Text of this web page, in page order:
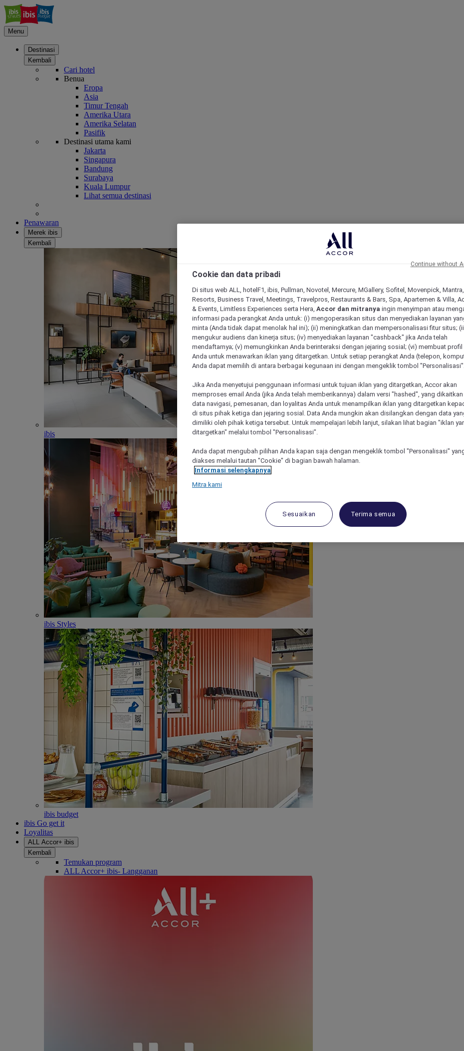
Menu
Destinasi
Kembali
Cari hotel
Benua
Eropa
Asia
Timur Tengah
Amerika Utara
Amerika Selatan
Pasifik
Destinasi utama kami
Jakarta
Singapura
Bandung
Surabaya
Kuala Lumpur
Lihat semua destinasi
Penawaran
Merek ibis
Kembali
ibis
ibis Styles
ibis budget
ibis Go get it
Loyalitas
ALL Accor+ ibis
Kembali
Temukan program
ALL Accor+ ibis- Langganan
Cookie dan data pribadi
Di situs web ALL, hotelF1, ibis, Pullman, Novotel, Mercure, MGallery, Sofitel, Movenpick, Mantra,
Resorts, Business Travel, Meetings, Travelpros, Restaurants & Bars, Spa, Apartemen & Villa,
& Events, Limitless Experiences serta Hera, Accor dan mitranya ingin menyimpan atau
informasi pada perangkat Anda untuk: (i) mengoperasikan situs dan menyediakan layanan
minta (Anda tidak dapat menolak hal ini); (ii) meningkatkan dan mempersonalisasi fitur situs;
mengukur audiens dan kinerja situs; (iv) menyediakan layanan "cashback" jika Anda telah
mendaftarnya; (v) memungkinkan Anda berinteraksi dengan jejaring sosial; (vi) membuat profil
Anda untuk menawarkan iklan yang ditargetkan. Untuk setiap perangkat Anda (telepon,
Anda dapat memilih di antara berbagai kegunaan ini dengan mengeklik tombol
Jika Anda menyetujui penggunaan informasi untuk tujuan iklan yang ditargetkan, Accor akan
memproses email Anda (jika Anda telah memberikannya) dalam versi "hashed", yang
data navigasi, pemesanan, dan loyalitas Anda untuk menampilkan iklan yang ditargetkan
di situs pihak ketiga dan jejaring sosial. Data Anda mungkin akan disilangkan dengan data
dimiliki oleh pihak ketiga tersebut. Untuk mempelajari lebih lanjut, silakan lihat bagian "iklan
ditargetkan" melalui tombol "Personalisasi".
Anda dapat mengubah pilihan Anda kapan saja dengan mengeklik tombol "Personalisasi"
diakses melalui tautan "Cookie" di bagian bawah halaman.
Informasi selengkapnya
Mitra kami
Sesuaikan Terima semua
Continue without